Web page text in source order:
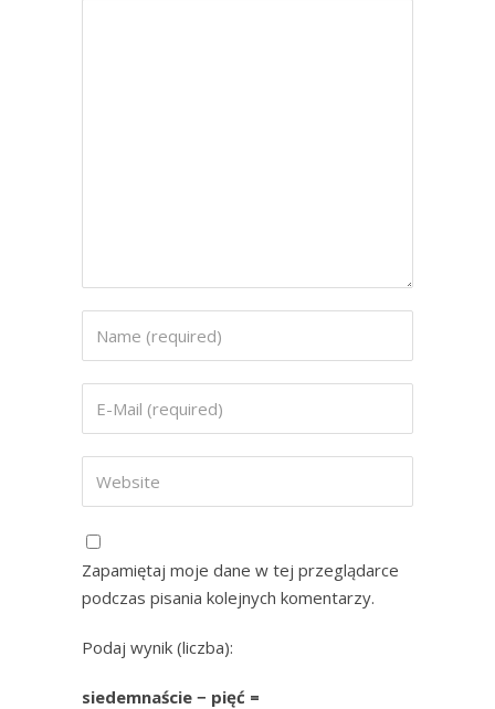
Zapamiętaj moje dane w tej przeglądarce
podczas pisania kolejnych komentarzy.
Podaj wynik (liczba):
siedemnaście − pięć =